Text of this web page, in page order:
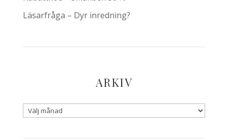
Läsarfråga – Dyr inredning?
ARKIV